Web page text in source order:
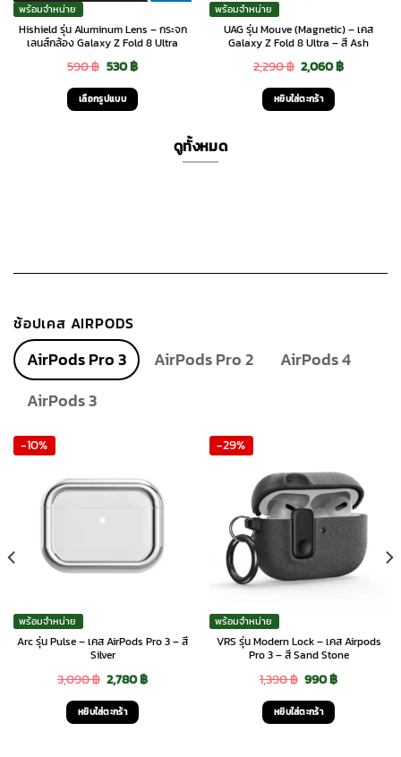
พร้อมจำหน่าย
Hishield รุ่น Aluminum Lens – กระจก
เลนส์กล้อง Galaxy Z Fold 8 Ultra
590฿ Original
price
was:
530฿Current
price
เลือกรูปแบบ
on
the
product
พร้อมจำหน่าย
UAG รุ่น Mouve (Magnetic) – เคส
Galaxy Z Fold 8 Ultra – สี Ash
2,290฿ Original
price
was:
2,060฿Current
หยิบใส่ตะกร้า
ดูทั้งหมด
ช้อปเคส AIRPODS
AirPods Pro 3 AirPods Pro 2
AirPods 4
AirPods 3
-10%
พร้อมจำหน่าย
Arc รุ่น Pulse – เคส AirPods Pro 3 – สี
Silver
3,090฿ Original
price
was:
2,780฿Current
หยิบใส่ตะกร้า
-29%
พร้อมจำหน่าย
VRS รุ่น Modern Lock – เคส Airpods
Pro 3 – สี Sand Stone
1,390฿ Original
price
was:
990฿Current
หยิบใส่ตะกร้า